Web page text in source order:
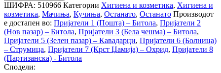
ШИФРА: 510966 Категории Хигиена и козметика, Хигиена и
козметика, Мачиња, Кучиња, Останато, Останато Производот
е достапен во: Пријатели 1 (Пошта) – Битола, Пријатели 2
(Нов пазар) – Битола, Пријатели 3 (Бела чешма) – Битола,
Пријатели 5 (Зелен пазар) – Кавадарци, Пријатели 6 (Болница)
– Струмица, Пријатели 7 (Крст Џамија) – Охрид, Пријатели 8
(Партизанска) - Битола
Сподели: